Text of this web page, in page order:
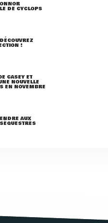
DE CYCLOPS
!
CASEY ET
NOUVELLE
EN NOVEMBRE
AUX